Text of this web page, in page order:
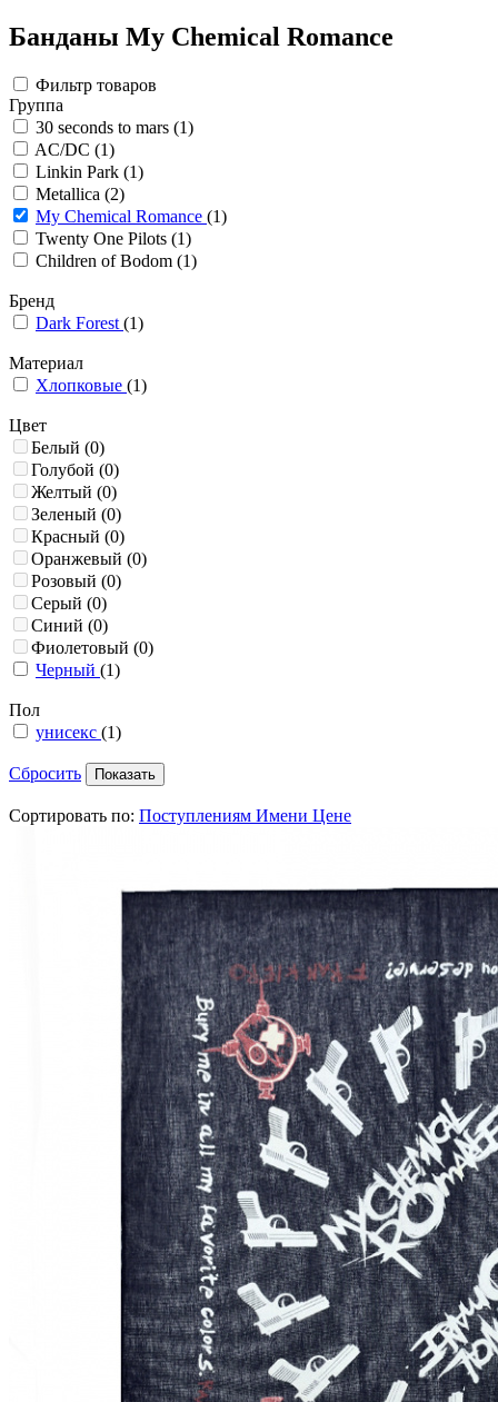
Банданы My Chemical Romance
Фильтр товаров
Группа
30 seconds to mars (1)
AC/DC (1)
Linkin Park (1)
Metallica (2)
My Chemical Romance (1)
Twenty One Pilots (1)
Children of Bodom (1)
Бренд
Dark Forest(1)
Материал
Хлопковые (1)
Цвет
Белый (0)
Голубой (0)
Желтый (0)
Зеленый (0)
Красный (0)
Оранжевый (0)
Розовый (0)
Серый (0)
Синий (0)
Фиолетовый (0)
Черный (1)
Пол
унисекс (1)
Сбросить
Сортировать по: Поступлениям Имени Цене